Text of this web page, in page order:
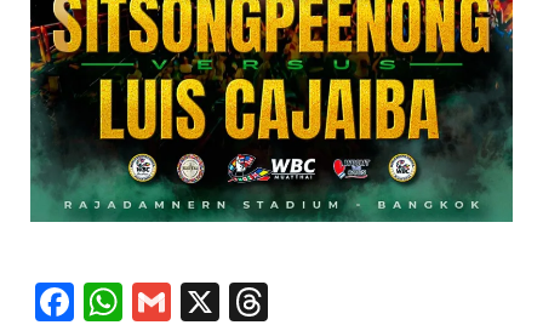
Facebook
WhatsApp
Gmail
X